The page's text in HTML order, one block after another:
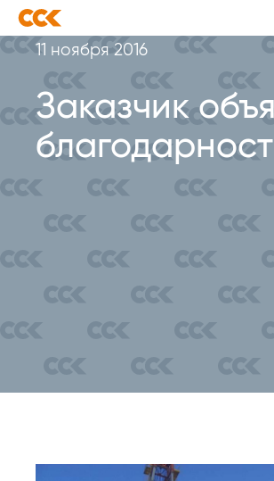
11 ноября 2016
Заказчик